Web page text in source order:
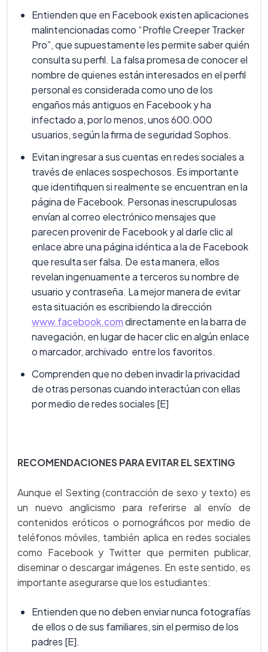
Entienden que en Facebook existen aplicaciones
malintencionadas como “Profile Creeper Tracker
Pro”, que supuestamente les permite saber quién
consulta su perfil. La falsa promesa de conocer el
nombre de quienes están interesados en el perfil
personal es considerada como uno de los
engaños más antiguos en Facebook y ha
infectado a, por lo menos, unos 600.000
usuarios, según la firma de seguridad Sophos.
Evitan ingresar a sus cuentas en redes sociales a
través de enlaces sospechosos. Es importante
que identifiquen si realmente se encuentran en la
página de Facebook. Personas inescrupulosas
envían al correo electrónico mensajes que
parecen provenir de Facebook y al darle clic al
enlace abre una página idéntica a la de Facebook
que resulta ser falsa. De esta manera, ellos
revelan ingenuamente a terceros su nombre de
usuario y contraseña. La mejor manera de evitar
esta situación es escribiendo la dirección
www.facebook.comdirectamente en la barra de
navegación, en lugar de hacer clic en algún enlace
o marcador, archivado entre los favoritos.
Comprenden que no deben invadir la privacidad
de otras personas cuando interactúan con ellas
por medio de redes sociales [E]
RECOMENDACIONES PARA EVITAR EL SEXTING
Aunque el Sexting (contracción de sexo y texto) es
un nuevo anglicismo para referirse al envío de
contenidos eróticos o pornográficos por medio de
teléfonos móviles, también aplica en redes sociales
como Facebook y Twitter que permiten publicar,
diseminar o descargar imágenes. En este sentido, es
importante asegurarse que los estudiantes:
Entienden que no deben enviar nunca fotografías
de ellos o de sus familiares, sin el permiso de los
padres [E].